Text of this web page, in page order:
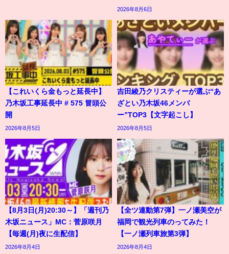
2026年8月6日
【これいくら金もっと延長中】
乃木坂工事延長中 # 575 冒頭公
開
2026年8月5日
吉田綾乃クリスティーが選ぶ“あ
ざとい乃木坂46メンバ
ー”TOP3【文字起こし】
2026年8月5日
【8月3日(月)20:30～】「週刊乃
木坂ニュース」MC：菅原咲月
【毎週(月)夜に生配信】
2026年8月4日
【全ツ連動第7弾】一ノ瀬美空が
福岡で観光列車のってみた！
【一ノ瀬列車旅第3弾】
2026年8月4日